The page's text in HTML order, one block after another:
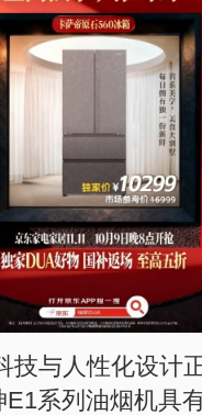
技与人性化设计
系列油烟机具